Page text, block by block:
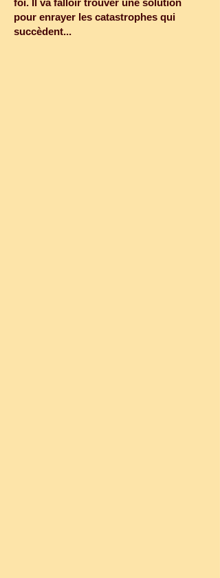
foi. Il va falloir trouver une solution
pour enrayer les catastrophes qui
succèdent...